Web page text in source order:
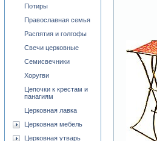
Потиры
Православная семья
Распятия и голгофы
Свечи церковные
Семисвечники
Хоругви
Цепочки к крестам и
панагиям
Церковная лавка
Церковная мебель
Церковная утварь